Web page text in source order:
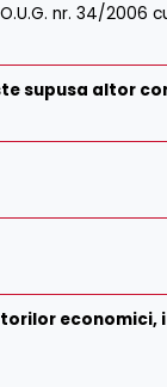
nr. 34/2006
supusa altor
economici,